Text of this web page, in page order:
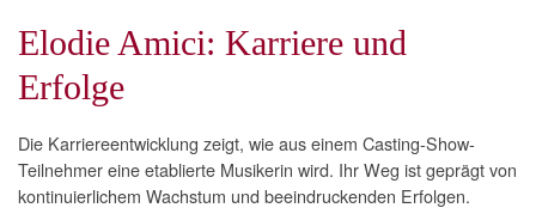
Elodie Amici: Karriere und
Erfolge
Die Karriereentwicklung zeigt, wie aus einem Casting-Show-
Teilnehmer eine etablierte Musikerin wird. Ihr Weg ist geprägt von
kontinuierlichem Wachstum und beeindruckenden Erfolgen.